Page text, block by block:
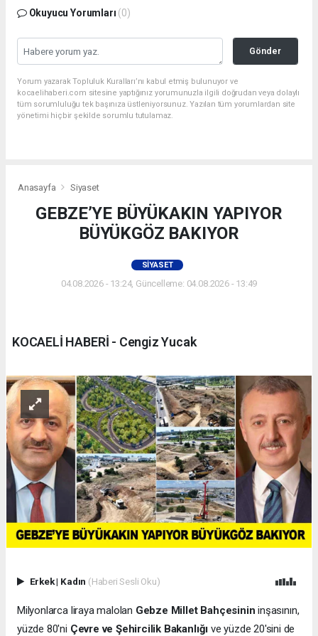
Okuyucu Yorumları (0)
Gönder
Yorum yazarak Topluluk Kuralları’nı kabul etmiş bulunuyor ve
kocaelihaberi.com sitesine yaptığınız yorumunuzla ilgili doğrudan veya dolaylı
tüm sorumluluğu tek başınıza üstleniyorsunuz. Yazılan tüm yorumlardan site
yönetimi hiçbir şekilde sorumlu tutulamaz.
Anasayfa Siyaset
GEBZE’YE BÜYÜKAKIN YAPIYOR
BÜYÜKGÖZ BAKIYOR
SIYASET
04.08.2026 - 13:24, Güncelleme: 04.08.2026 - 13:49
KOCAELİ HABERİ - Cengiz Yucak
Erkek| Kadın (Haberi Sesli Oku)
Milyonlarca liraya malolan Gebze Millet Bahçesinin inşasının,
yüzde 80'ni Çevre ve Şehircilik Bakanlığı ve yüzde 20'sini de